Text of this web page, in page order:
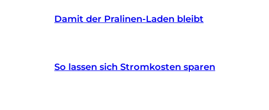
Damit der Pralinen-Laden bleibt
So lassen sich Stromkosten sparen